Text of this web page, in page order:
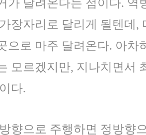
가 달려온다는 점이다. 역
장자리로 달리게 될텐데,
으로 마주 달려온다. 아차
모르겠지만, 지나치면서
다.
향으로 주행하면 정방향